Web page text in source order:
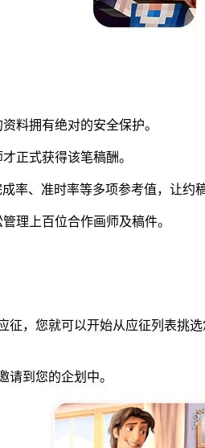
料拥有绝对的安全保护。
正式获得该笔稿酬。
、准时率等多项参考值，让约稿
理上百位合作画师及稿件。
您就可以开始从应征列表挑
到您的企划中。